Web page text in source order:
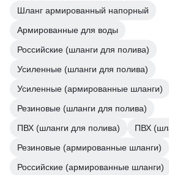
Шланг армированный напорный
Армированные для воды
Российские (шланги для полива)
Усиленные (шланги для полива)
Усиленные (армированные шланги)
Резиновые (шланги для полива)
ПВХ (шланги для полива)
ПВХ
Резиновые (армированные шланги)
Российские (армированные шланги)